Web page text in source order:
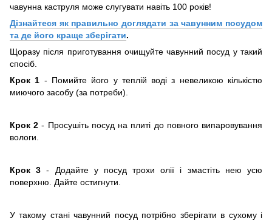
чавунна каструля може слугувати навіть 100 років!
Дізнайтеся як правильно доглядати за чавунним посудом
та де його краще зберігати.
Щоразу після приготування очищуйте чавунний посуд у такий
спосіб.
Крок 1 - Помийте його у теплій воді з невеликою кількістю
миючого засобу (за потреби).
Крок 2 - Просушіть посуд на плиті до повного випаровування
вологи.
Крок 3- Додайте у посуд трохи олії і змастіть нею усю
поверхню. Дайте остигнути.
У такому стані чавунний посуд потрібно зберігати в сухому і